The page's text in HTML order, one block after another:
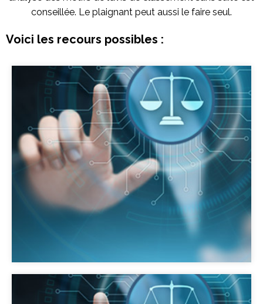
conseillée. Le plaignant peut aussi le faire seul.
Voici les recours possibles :
Déposer une contestation contre l’avis de
classement devant le procureur de la
République, qui peut reexaminer la plainte,
surtout si vous apportez des éléments
complémentaires ou des sur des éléments
possiblement non pris en compte.